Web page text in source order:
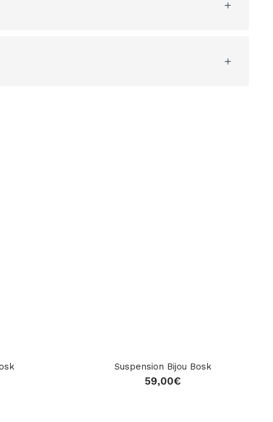
Suspension Bijou Bosk
59,00€